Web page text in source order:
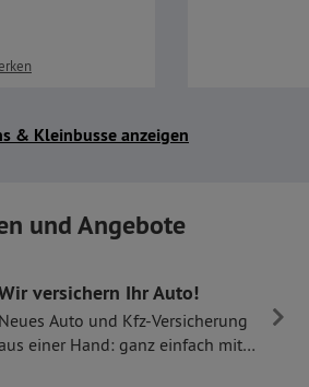
& Kleinbusse anzeigen
und Angebote
versichern Ihr Auto!
Neues Auto und Kfz-Versicherung
einer Hand: ganz einfach mit